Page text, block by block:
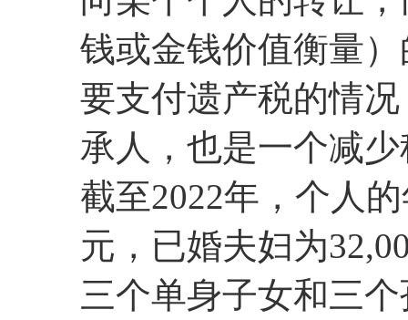
钱或金钱价值衡量
要支付遗产税的情
承人，也是一个减
截至2022年，个人
元，已婚夫妇为
三个单身子女和三